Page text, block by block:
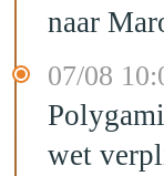
naar
07/08
wet